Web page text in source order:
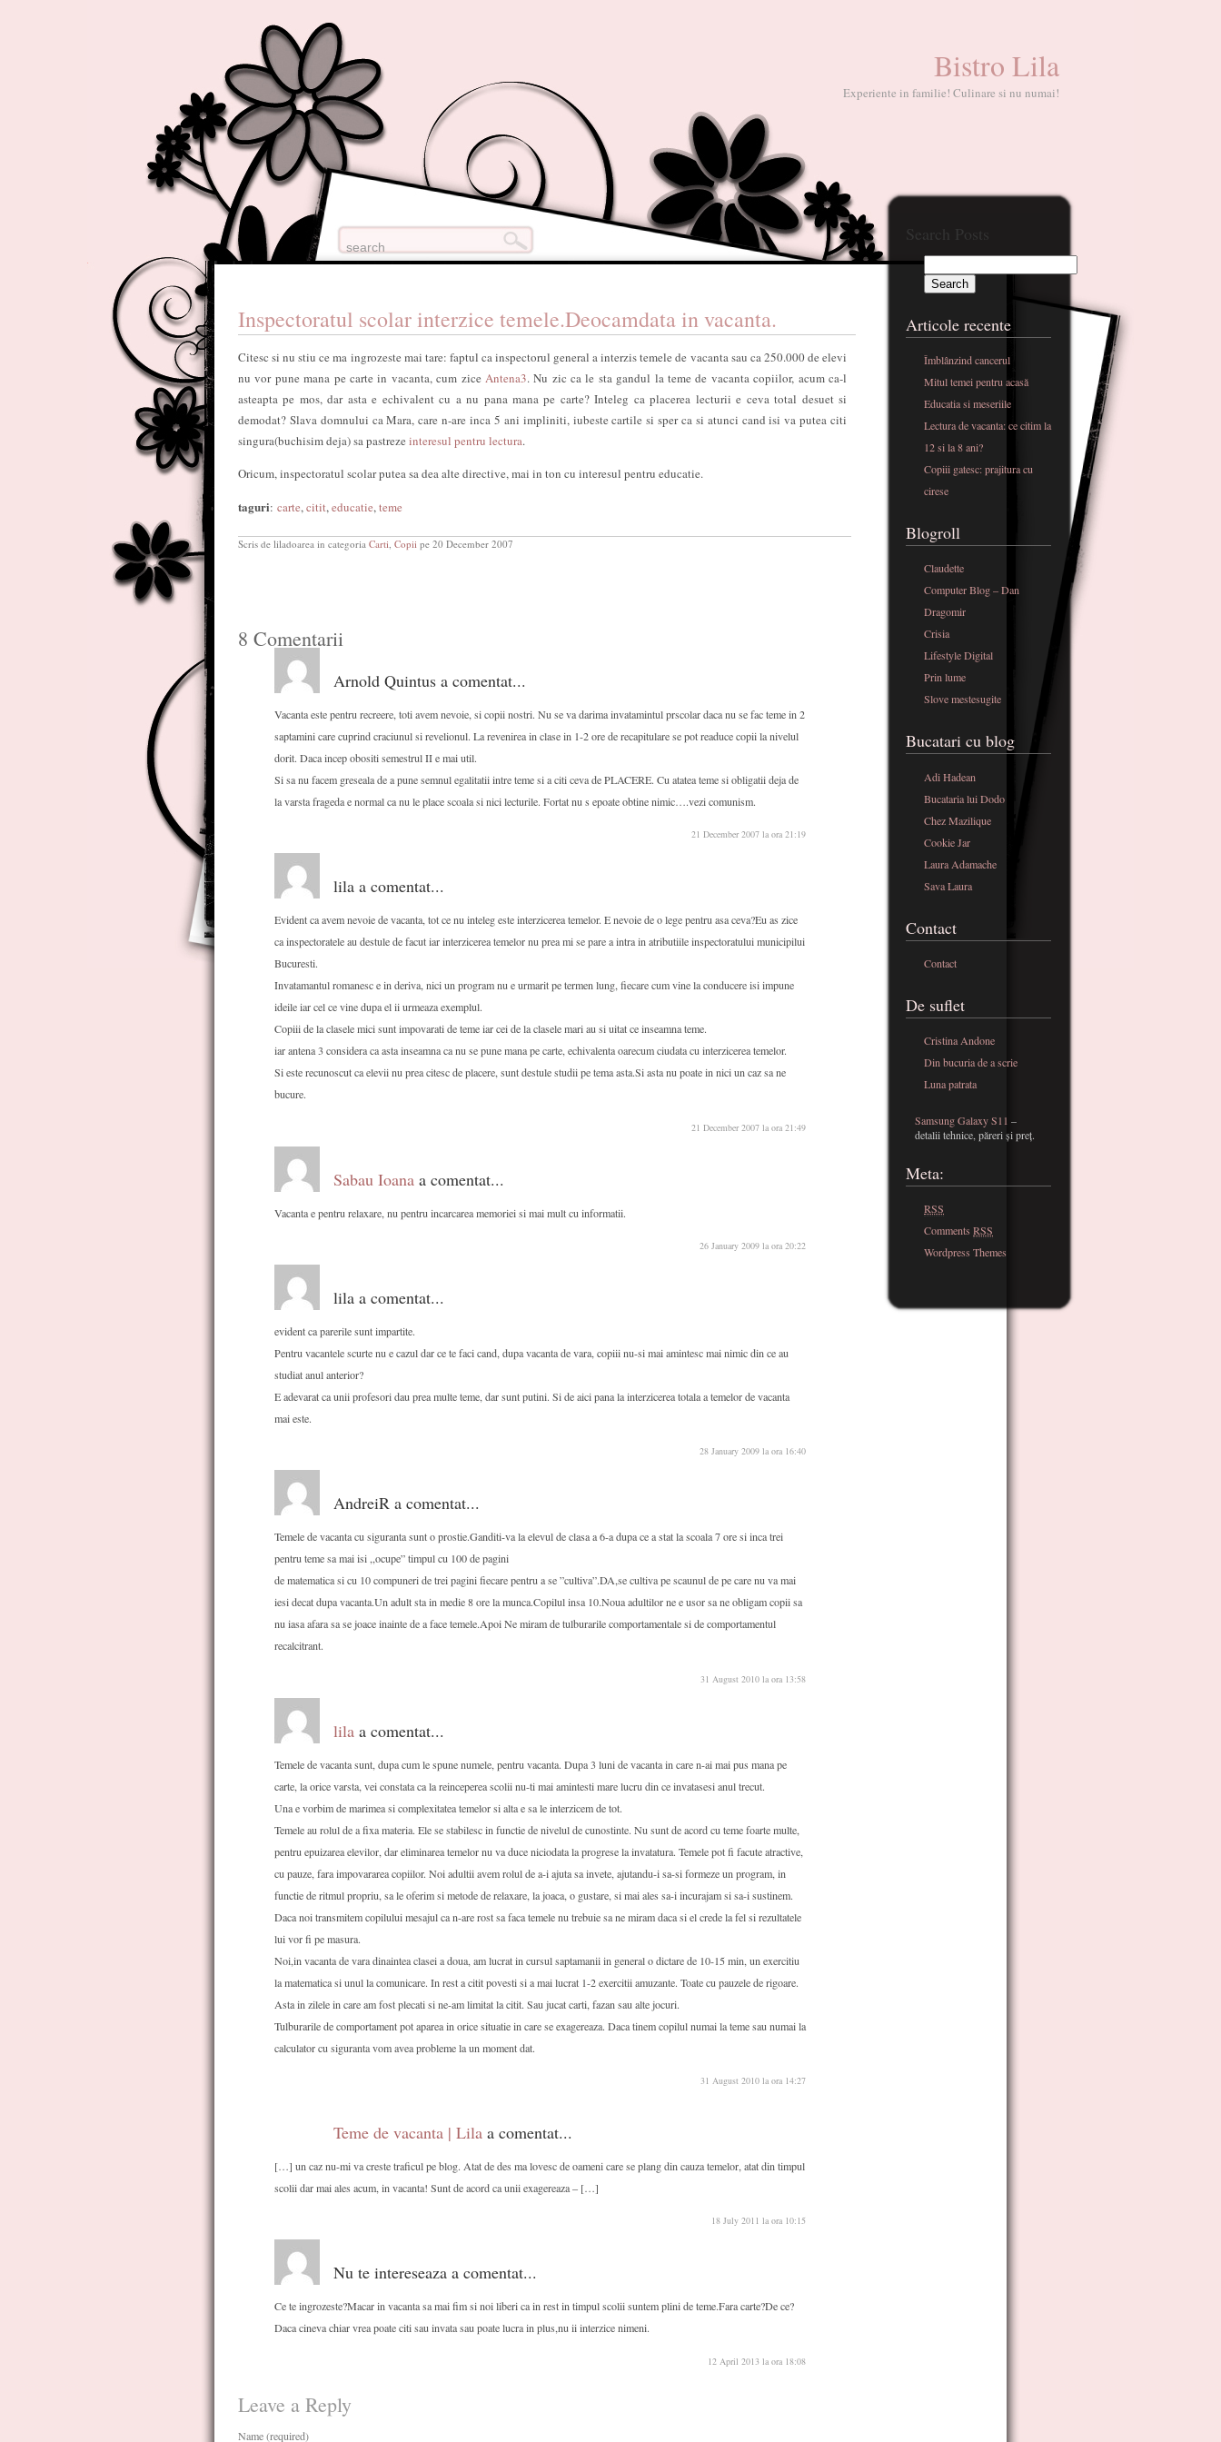
Bistro Lila
Experiente in familie! Culinare si nu numai!
Inspectoratul scolar interzice temele.Deocamdata in vacanta.
Citesc si nu stiu ce ma ingrozeste mai tare: faptul ca inspectorul general a interzis temele de vacanta sau ca 250.000 de elevi
nu vor pune mana pe carte in vacanta, cum zice Antena3. Nu zic ca le sta gandul la teme de vacanta copiilor, acum ca-l
asteapta pe mos, dar asta e echivalent cu a nu pana mana pe carte?Inteleg ca placerea lecturii e ceva total desuet si
demodat? Slava domnului ca Mara, care n-are inca 5 ani impliniti, iubeste cartile si sper ca si atunci cand isi va putea citi
singura(buchisim deja) sa pastreze interesul pentru lectura.
Oricum, inspectoratul scolar putea sa dea alte directive, mai in ton cu interesul pentru educatie.
taguri: carte,citit,educatie,teme
Scris de liladoarea in categoria Carti, Copii pe 20 December 2007
8 Comentarii
Arnold Quintus a comentat...
Vacanta este pentru recreere, toti avem nevoie, si copii nostri. Nu se va darima invatamintul prscolar daca nu se fac teme in 2
saptamini care cuprind craciunul si revelionul. La revenirea in clase in 1-2 ore de recapitulare se pot readuce copii la nivelul
dorit. Daca incep obositi semestrul II e mai util.
Si sa nu facem greseala de a pune semnul egalitatii intre teme si a citi ceva de PLACERE. Cu atatea teme si obligatii deja de
la varsta frageda e normal ca nu le place scoala si nici lecturile. Fortat nu s epoate obtine nimic….vezi comunism.
21 December 2007 la ora 21:19
lila a comentat...
Evident ca avem nevoie de vacanta, tot ce nu inteleg este interzicerea temelor. E nevoie de o lege pentru asa ceva?Eu as zice
ca inspectoratele au destule de facut iar interzicerea temelor nu prea mi se pare a intra in atributiile inspectoratului municipilui
Bucuresti.
Invatamantul romanesc e in deriva, nici un program nu e urmarit pe termen lung, fiecare cum vine la conducere isi impune
ideile iar cel ce vine dupa el ii urmeaza exemplul.
Copiii de la clasele mici sunt impovarati de teme iar cei de la clasele mari au si uitat ce inseamna teme.
iar antena 3 considera ca asta inseamna ca nu se pune mana pe carte, echivalenta oarecum ciudata cu interzicerea temelor.
Si este recunoscut ca elevii nu prea citesc de placere, sunt destule studii pe tema asta.Si asta nu poate in nici un caz sa ne
bucure.
21 December 2007 la ora 21:49
Sabau Ioana a comentat...
Vacanta e pentru relaxare, nu pentru incarcarea memoriei si mai mult cu informatii.
26 January 2009 la ora 20:22
lila a comentat...
evident ca parerile sunt impartite.
Pentru vacantele scurte nu e cazul dar ce te faci cand, dupa vacanta de vara, copiii nu-si mai amintesc mai nimic din ce au
studiat anul anterior?
E adevarat ca unii profesori dau prea multe teme, dar sunt putini. Si de aici pana la interzicerea totala a temelor de vacanta
mai este.
28 January 2009 la ora 16:40
AndreiR a comentat...
Temele de vacanta cu siguranta sunt o prostie.Ganditi-va la elevul de clasa a 6-a dupa ce a stat la scoala 7 ore si inca trei
pentru teme sa mai isi ,,ocupe” timpul cu 100 de pagini
de matematica si cu 10 compuneri de trei pagini fiecare pentru a se ”cultiva”.DA,se cultiva pe scaunul de pe care nu va mai
iesi decat dupa vacanta.Un adult sta in medie 8 ore la munca.Copilul insa 10.Noua adultilor ne e usor sa ne obligam copii sa
nu iasa afara sa se joace inainte de a face temele.Apoi Ne miram de tulburarile comportamentale si de comportamentul
recalcitrant.
31 August 2010 la ora 13:58
lila a comentat...
Temele de vacanta sunt, dupa cum le spune numele, pentru vacanta. Dupa 3 luni de vacanta in care n-ai mai pus mana pe
carte, la orice varsta, vei constata ca la reinceperea scolii nu-ti mai amintesti mare lucru din ce invatasesi anul trecut.
Una e vorbim de marimea si complexitatea temelor si alta e sa le interzicem de tot.
Temele au rolul de a fixa materia. Ele se stabilesc in functie de nivelul de cunostinte. Nu sunt de acord cu teme foarte multe,
pentru epuizarea elevilor, dar eliminarea temelor nu va duce niciodata la progrese la invatatura. Temele pot fi facute atractive,
cu pauze, fara impovararea copiilor. Noi adultii avem rolul de a-i ajuta sa invete, ajutandu-i sa-si formeze un program, in
functie de ritmul propriu, sa le oferim si metode de relaxare, la joaca, o gustare, si mai ales sa-i incurajam si sa-i sustinem.
Daca noi transmitem copilului mesajul ca n-are rost sa faca temele nu trebuie sa ne miram daca si el crede la fel si rezultatele
lui vor fi pe masura.
Noi,in vacanta de vara dinaintea clasei a doua, am lucrat in cursul saptamanii in general o dictare de 10-15 min, un exercitiu
la matematica si unul la comunicare. In rest a citit povesti si a mai lucrat 1-2 exercitii amuzante. Toate cu pauzele de rigoare.
Asta in zilele in care am fost plecati si ne-am limitat la citit. Sau jucat carti, fazan sau alte jocuri.
Tulburarile de comportament pot aparea in orice situatie in care se exagereaza. Daca tinem copilul numai la teme sau numai la
calculator cu siguranta vom avea probleme la un moment dat.
31 August 2010 la ora 14:27
Teme de vacanta | Lila a comentat...
[…] un caz nu-mi va creste traficul pe blog. Atat de des ma lovesc de oameni care se plang din cauza temelor, atat din timpul
scolii dar mai ales acum, in vacanta! Sunt de acord ca unii exagereaza – […]
18 July 2011 la ora 10:15
Nu te intereseaza a comentat...
Ce te ingrozeste?Macar in vacanta sa mai fim si noi liberi ca in rest in timpul scolii suntem plini de teme.Fara carte?De ce?
Daca cineva chiar vrea poate citi sau invata sau poate lucra in plus,nu ii interzice nimeni.
12 April 2013 la ora 18:08
Leave a Reply
Name (required)
Search Posts
Articole recente
Îmblânzind cancerul
Mitul temei pentru acasă
Educatia si meseriile
Lectura de vacanta: ce citim la
12 si la 8 ani?
Copiii gatesc: prajitura cu
cirese
Blogroll
Claudette
Computer Blog – Dan
Dragomir
Crisia
Lifestyle Digital
Prin lume
Slove mestesugite
Bucatari cu blog
Adi Hadean
Bucataria lui Dodo
Chez Mazilique
Cookie Jar
Laura Adamache
Sava Laura
Contact
Contact
De suflet
Cristina Andone
Din bucuria de a scrie
Luna patrata
Samsung Galaxy S11 –
detalii tehnice, păreri și preț.
Meta:
RSS
Comments RSS
Wordpress Themes